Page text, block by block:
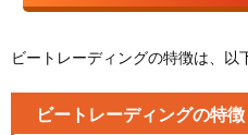
ビートレーディングの特徴は、以
ビートレーディングの特徴